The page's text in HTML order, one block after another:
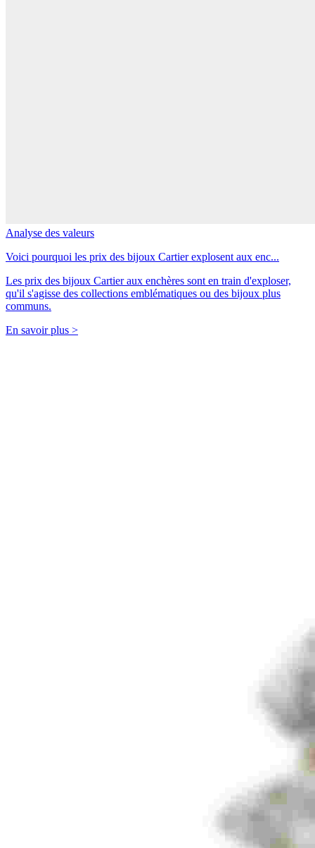
Analyse des valeurs
Voici pourquoi les prix des bijoux Cartier explosent aux enc...
Les prix des bijoux Cartier aux enchères sont en train d'exploser,
qu'il s'agisse des collections emblématiques ou des bijoux plus
communs.
En savoir plus >